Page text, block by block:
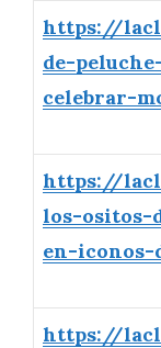
https://
de-
celebrar-
https://
los-ositos-
en-
https://